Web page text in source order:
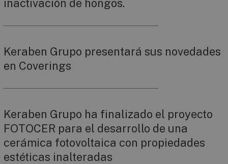
inactivación de hongos.
Keraben Grupo presentará sus novedades
en Coverings
Keraben Grupo ha finalizado el proyecto
FOTOCER para el desarrollo de una
cerámica fotovoltaica con propiedades
estéticas inalteradas